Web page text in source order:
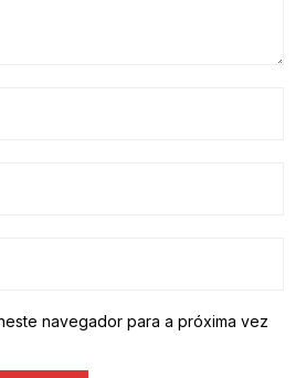
navegador para a próxima vez